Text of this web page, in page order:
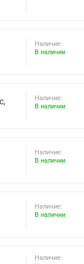
Наличие:
В наличии
Наличие:
В наличии
Наличие:
В наличии
Наличие:
В наличии
Наличие: